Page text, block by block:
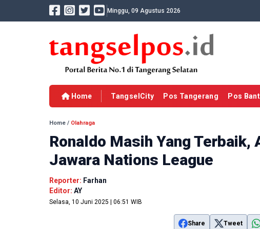
Minggu, 09 Agustus 2026
Home TangselCity Pos Tangerang Pos
Home / Olahraga
Ronaldo Masih Yang
Jawara Nations League
Reporter: Farhan
Editor: AY
Selasa, 10 Juni 2025 | 06:51 WIB
Share Tweet